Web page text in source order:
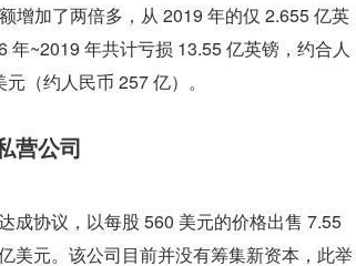
增加了两倍多，从 2019 年的仅 2.655 亿英
~2019 年共计亏损 13.55 亿英镑，约合人
（约人民币 257 亿）。
营公司
成协议，以每股 560 美元的价格出售 7.55
元。该公司目前并没有筹集新资本，此举